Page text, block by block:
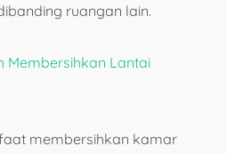
ruangan lain.
Membersihkan Lantai
membersihkan kamar